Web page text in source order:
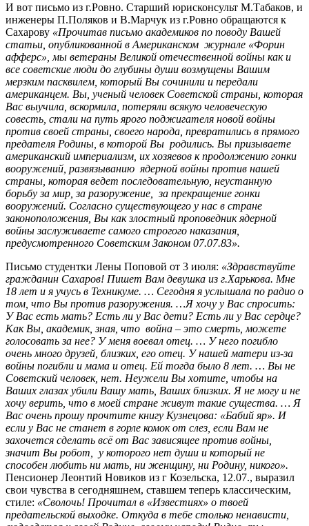
И вот письмо из г.Ровно. Старший юрисконсульт М.Табаков, и
инженеры П.Поляков и В.Марчук из г.Ровно обращаются к
Сахарову «Прочитав письмо академиков по поводу Вашей
статьи, опубликованной в Американском журнале «Форин
афферс», мы ветераны Великой отечественной войны как и
все советские люди до глубины души возмущены Вашим
мерзким пасквилем, который Вы сочинили и передали
американцем. Вы, ученый человек Советской страны, которая
Вас выучила, вскормила, потеряли всякую человеческую
совесть, стали на путь ярого поджигателя новой войны
против своей страны, своего народа, превратились в прямого
предателя Родины, в которой Вы родились. Вы призываете
американский империализм, их хозяевов к продолжению гонки
вооружений, развязыванию ядерной войны против нашей
страны, которая ведет последовательную, неустанную
борьбу за мир, за разоружение, за прекращение гонки
вооружений. Согласно существующего у нас в стране
законоположения, Вы как злостный проповедник ядерной
войны заслуживаете самого строгого наказания,
предусмотренного Советским Законом 07.07.83».
Письмо студентки Лены Поповой от 3 июля: «Здравствуйте
гражданин Сахаров! Пишет Вам девушка из г.Харькова. Мне
18 лет и я учусь в Техникуме. … Сегодня я услышала по радио о
том, что Вы против разоружения. …Я хочу у Вас спросить:
У Вас есть мать? Есть ли у Вас дети? Есть ли у Вас сердце?
Как Вы, академик, зная, что война – это смерть, можете
голосовать за нее? У меня воевал отец. … У него погибло
очень много друзей, близких, его отец. У нашей матери из-за
войны погибли и мама и отец. Ей тогда было 8 лет. … Вы не
Советский человек, нет. Неужели Вы хотите, чтобы на
Ваших глазах убили Вашу мать, Ваших близких. Я не могу и не
хочу верить, что в моей стране живут такие существа. … Я
Вас очень прошу прочтите книгу Кузнецова: «Бабий яр». И
если у Вас не станет в горле комок от слез, если Вам не
захочется сделать всё от Вас зависящее против войны,
значит Вы робот, у которого нет души и который не
способен любить ни мать, ни женщину, ни Родину, никого».
Пенсионер Леонтий Новиков из г Козельска, 12.07., выразил
свои чувства в сегодняшнем, ставшем теперь классическим,
стиле: «Сволочь! Прочитал в «Известиях» о твоей
предательской выходке. Откуда в тебе столько ненависти,